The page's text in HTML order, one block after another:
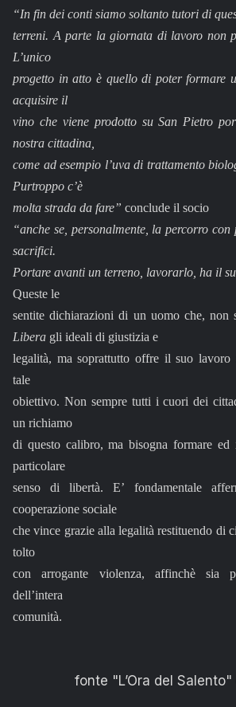
“In fin dei conti siamo soltanto tutori di
terreni. A parte la giornata di lavoro non
L’unico
progetto in atto è quello di poter formare
acquisire il
vino che viene prodotto su San Pietro
nostra cittadina,
come ad esempio l’uva di trattamento
Purtroppo c’è
molta strada da fare” conclude il socio
“anche se, personalmente, la percorro con
sacrifici.
Portare avanti un terreno, lavorarlo, ha il
Queste le
sentite dichiarazioni di un uomo che, non
Libera gli ideali di giustizia e
legalità, ma soprattutto offre il suo lavoro
tale
obiettivo. Non sempre tutti i cuori dei
un richiamo
di questo calibro, ma bisogna formare
particolare
senso di libertà. E’ fondamentale
cooperazione sociale
che vince grazie alla legalità restituendo di
tolto
con arrogante violenza, affinchè sia
dell’intera
comunità.
fonte "L’Ora del